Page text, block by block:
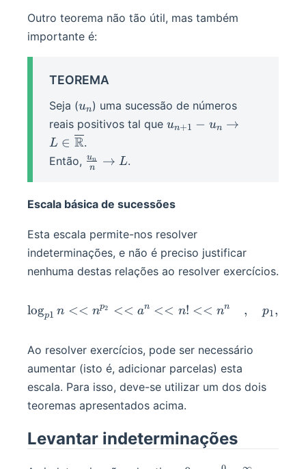
Outro teorema não tão útil, mas também
importante é:
TEOREMA
Seja (u_n
un) uma sucessão de números
reais positivos tal que u_{n+1}-
un+1 − un →
L ∈ R.
Então, \frac{u_n}n\rightarrow
n
un → L.
Escala básica de sucessões
Esta escala permite-nos resolver
indeterminações, e não é preciso justificar
nenhuma destas relações ao resolver exercícios.
logp1 n << np2 << an << n! << nn , p1,
Ao resolver exercícios, pode ser necessário
aumentar (isto é, adicionar parcelas) esta
escala. Para isso, deve-se utilizar um dos dois
teoremas apresentados acima.
Levantar indeterminações